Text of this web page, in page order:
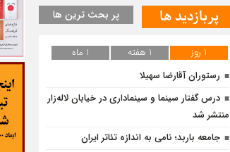
پربازدید ها پر بحث ترین ها
1 روز 1 هفته
1 ماه
رستوران آقارضا سهیلا
درس گفتار سینما و سینماداری در خیابان لاله‌زار
منتشر شد
جامعه باربد؛ نامی به اندازه تئاتر ایران